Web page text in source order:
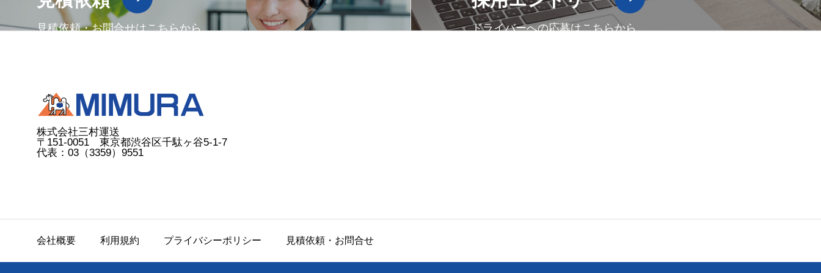
見積依頼・お問合せはこちらから ドライバーへの応募はこちらから
株式会社三村運送
〒151-0051 東京都渋谷区千駄ヶ谷5-1-7
代表：03（3359）9551
会社概要 利用規約 プライバシーポリシー 見積依頼・お問合せ